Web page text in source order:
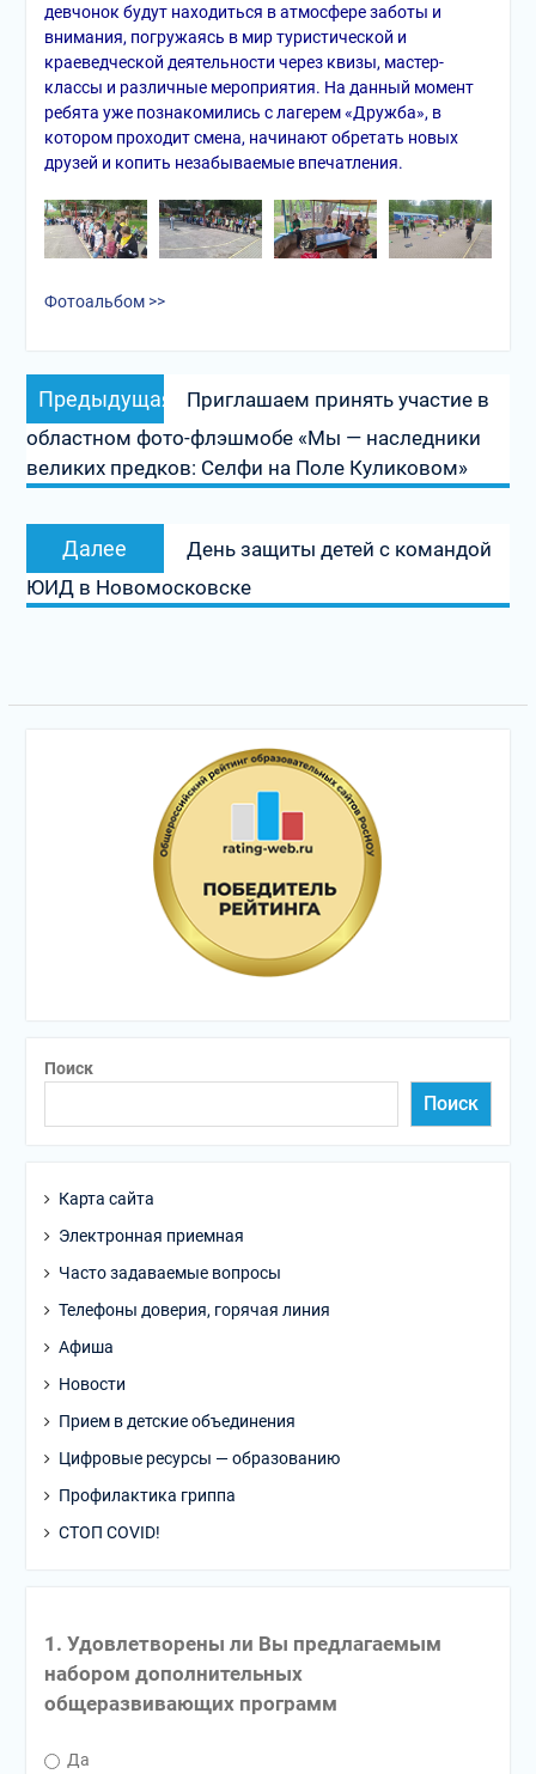
девчонок будут находиться в атмосфере заботы и
внимания, погружаясь в мир туристической и
краеведческой деятельности через квизы, мастер-
классы и различные мероприятия. На данный момент
ребята уже познакомились с лагерем «Дружба», в
котором проходит смена, начинают обретать новых
друзей и копить незабываемые впечатления.
Фотоальбом >>
Навигация
по
записям
Предыдущая
запись:
Приглашаем принять участие в
областном фото-флэшмобе «Мы — наследники
великих предков: Селфи на Поле Куликовом»
Далее
запись:
День защиты детей с командой
ЮИД в Новомосковске
Поиск
Поиск
Карта сайта
Электронная приемная
Часто задаваемые вопросы
Телефоны доверия, горячая линия
Афиша
Новости
Прием в детские объединения
Цифровые ресурсы — образованию
Профилактика гриппа
СТОП COVID!
1. Удовлетворены ли Вы предлагаемым
набором дополнительных
общеразвивающих программ
Да